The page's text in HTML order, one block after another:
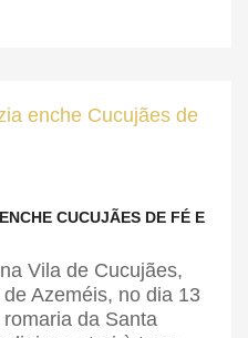
CUCUJÃES DE FÉ E
Vila de Cucujães,
Azeméis, no dia 13
da Santa